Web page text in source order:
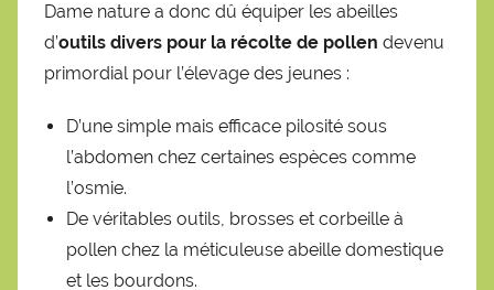
Dame nature a donc dû équiper les abeilles
d’outils divers pour la récolte de pollen devenu
primordial pour l’élevage des jeunes :
D’une simple mais efficace pilosité sous
l’abdomen chez certaines espèces comme
l’osmie.
De véritables outils, brosses et corbeille à
pollen chez la méticuleuse abeille domestique
et les bourdons.